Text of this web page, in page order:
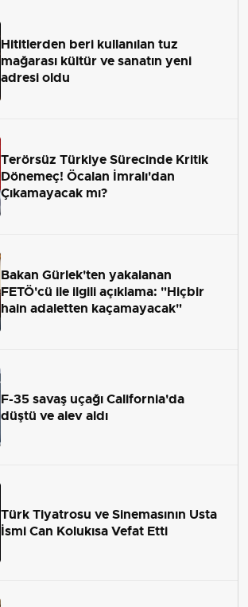
Hititlerden beri kullanılan tuz
mağarası kültür ve sanatın yeni
adresi oldu
Terörsüz Türkiye Sürecinde Kritik
Dönemeç! Öcalan İmralı'dan
Çıkamayacak mı?
Bakan Gürlek'ten yakalanan
FETÖ'cü ile ilgili açıklama: "Hiçbir
hain adaletten kaçamayacak"
F-35 savaş uçağı California'da
düştü ve alev aldı
Türk Tiyatrosu ve Sinemasının Usta
İsmi Can Kolukısa Vefat Etti